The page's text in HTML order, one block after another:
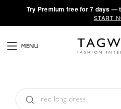
·Try Premium free for 7 days —
START
MENU